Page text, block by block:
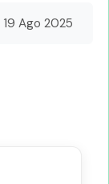
19 Ago 2025